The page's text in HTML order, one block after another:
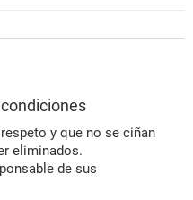
y que no se ciñan
eliminados.
de sus